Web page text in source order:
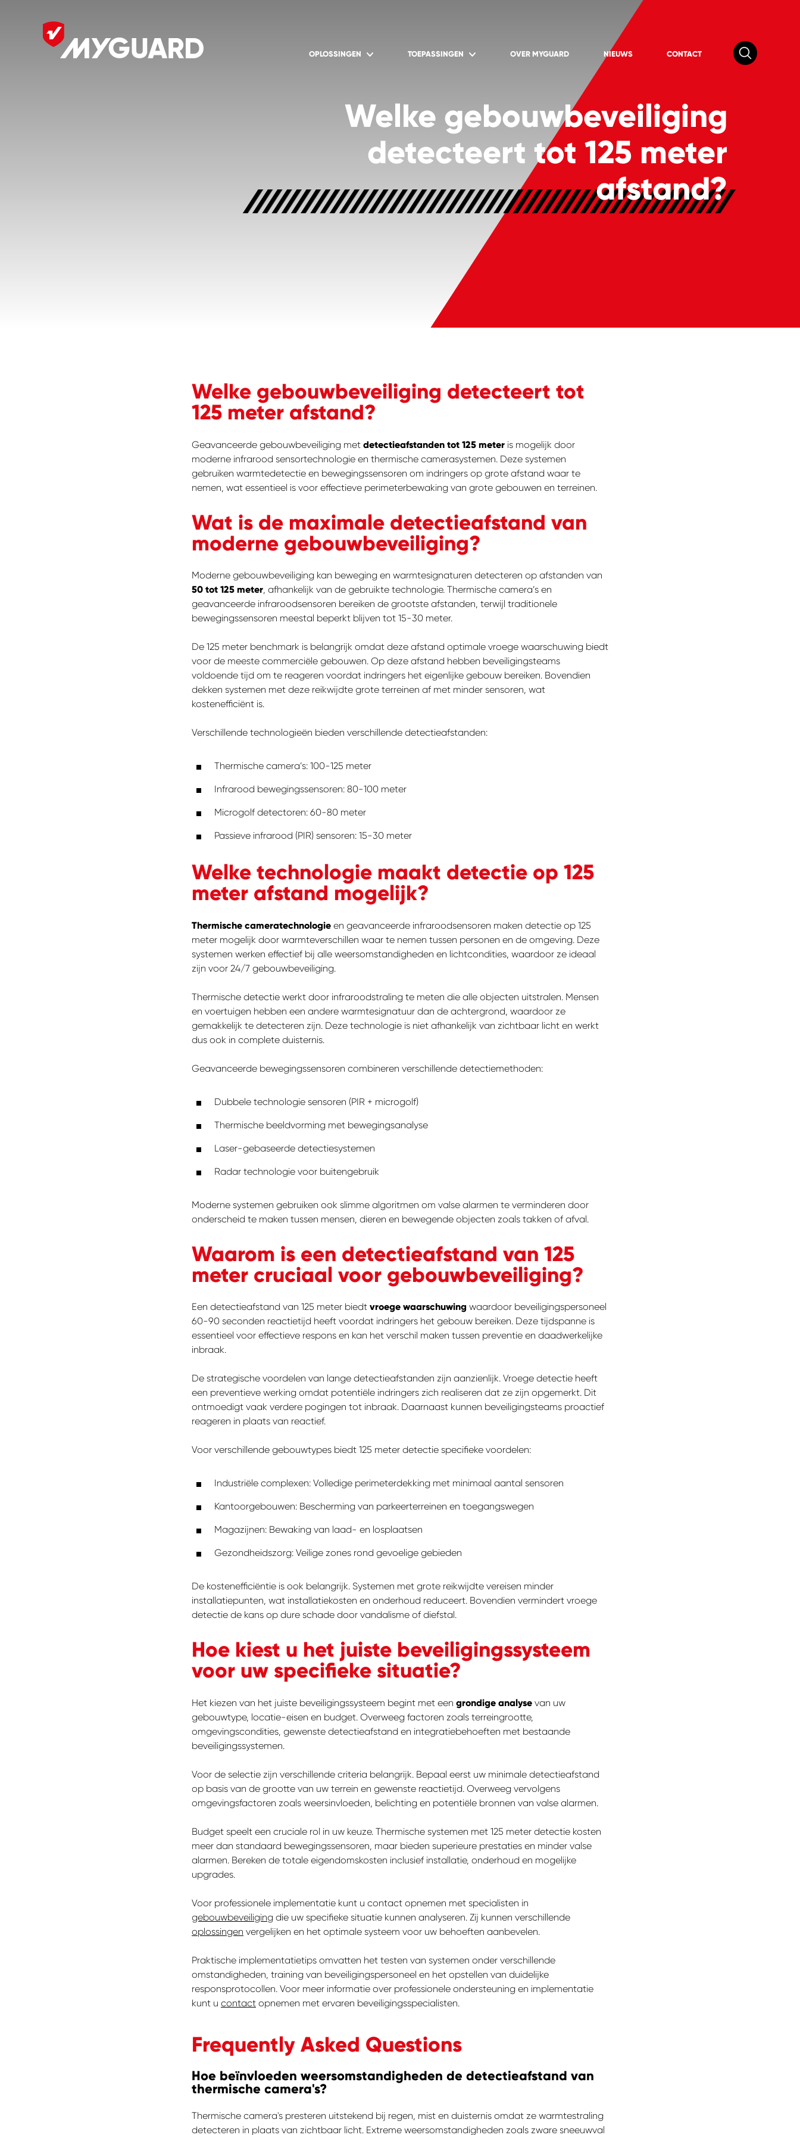
OPLOSSINGEN TOEPASSINGEN OVER MYGUARD NIEUWS CONTACT
Waar ben je naar opzoek?
Welke gebouwbeveiliging
detecteert tot 125 meter
afstand?
Welke gebouwbeveiliging detecteert tot
125 meter afstand?
Geavanceerde gebouwbeveiliging met detectieafstanden tot 125 meter is mogelijk door
moderne infrarood sensortechnologie en thermische camerasystemen. Deze systemen
gebruiken warmtedetectie en bewegingssensoren om indringers op grote afstand waar te
nemen, wat essentieel is voor effectieve perimeterbewaking van grote gebouwen en terreinen.
Wat is de maximale detectieafstand van
moderne gebouwbeveiliging?
Moderne gebouwbeveiliging kan beweging en warmtesignaturen detecteren op afstanden van
50 tot 125 meter, afhankelijk van de gebruikte technologie. Thermische camera’s en
geavanceerde infraroodsensoren bereiken de grootste afstanden, terwijl traditionele
bewegingssensoren meestal beperkt blijven tot 15-30 meter.
De 125 meter benchmark is belangrijk omdat deze afstand optimale vroege waarschuwing biedt
voor de meeste commerciële gebouwen. Op deze afstand hebben beveiligingsteams
voldoende tijd om te reageren voordat indringers het eigenlijke gebouw bereiken. Bovendien
dekken systemen met deze reikwijdte grote terreinen af met minder sensoren, wat
kostenefficiënt is.
Verschillende technologieën bieden verschillende detectieafstanden:
Thermische camera’s: 100-125 meter
Infrarood bewegingssensoren: 80-100 meter
Microgolf detectoren: 60-80 meter
Passieve infrarood (PIR) sensoren: 15-30 meter
Welke technologie maakt detectie op 125
meter afstand mogelijk?
Thermische cameratechnologie en geavanceerde infraroodsensoren maken detectie op 125
meter mogelijk door warmteverschillen waar te nemen tussen personen en de omgeving. Deze
systemen werken effectief bij alle weersomstandigheden en lichtcondities, waardoor ze ideaal
zijn voor 24/7 gebouwbeveiliging.
Thermische detectie werkt door infraroodstraling te meten die alle objecten uitstralen. Mensen
en voertuigen hebben een andere warmtesignatuur dan de achtergrond, waardoor ze
gemakkelijk te detecteren zijn. Deze technologie is niet afhankelijk van zichtbaar licht en werkt
dus ook in complete duisternis.
Geavanceerde bewegingssensoren combineren verschillende detectiemethoden:
Dubbele technologie sensoren (PIR + microgolf)
Thermische beeldvorming met bewegingsanalyse
Laser-gebaseerde detectiesystemen
Radar technologie voor buitengebruik
Moderne systemen gebruiken ook slimme algoritmen om valse alarmen te verminderen door
onderscheid te maken tussen mensen, dieren en bewegende objecten zoals takken of afval.
Waarom is een detectieafstand van 125
meter cruciaal voor gebouwbeveiliging?
Een detectieafstand van 125 meter biedt vroege waarschuwing waardoor beveiligingspersoneel
60-90 seconden reactietijd heeft voordat indringers het gebouw bereiken. Deze tijdspanne is
essentieel voor effectieve respons en kan het verschil maken tussen preventie en daadwerkelijke
inbraak.
De strategische voordelen van lange detectieafstanden zijn aanzienlijk. Vroege detectie heeft
een preventieve werking omdat potentiële indringers zich realiseren dat ze zijn opgemerkt. Dit
ontmoedigt vaak verdere pogingen tot inbraak. Daarnaast kunnen beveiligingsteams proactief
reageren in plaats van reactief.
Voor verschillende gebouwtypes biedt 125 meter detectie specifieke voordelen:
Industriële complexen: Volledige perimeterdekking met minimaal aantal sensoren
Kantoorgebouwen: Bescherming van parkeerterreinen en toegangswegen
Magazijnen: Bewaking van laad- en losplaatsen
Gezondheidszorg: Veilige zones rond gevoelige gebieden
De kostenefficiëntie is ook belangrijk. Systemen met grote reikwijdte vereisen minder
installatiepunten, wat installatiekosten en onderhoud reduceert. Bovendien vermindert vroege
detectie de kans op dure schade door vandalisme of diefstal.
Hoe kiest u het juiste beveiligingssysteem
voor uw specifieke situatie?
Het kiezen van het juiste beveiligingssysteem begint met een grondige analyse van uw
gebouwtype, locatie-eisen en budget. Overweeg factoren zoals terreingrootte,
omgevingscondities, gewenste detectieafstand en integratiebehoeften met bestaande
beveiligingssystemen.
Voor de selectie zijn verschillende criteria belangrijk. Bepaal eerst uw minimale detectieafstand
op basis van de grootte van uw terrein en gewenste reactietijd. Overweeg vervolgens
omgevingsfactoren zoals weersinvloeden, belichting en potentiële bronnen van valse alarmen.
Budget speelt een cruciale rol in uw keuze. Thermische systemen met 125 meter detectie kosten
meer dan standaard bewegingssensoren, maar bieden superieure prestaties en minder valse
alarmen. Bereken de totale eigendomskosten inclusief installatie, onderhoud en mogelijke
upgrades.
Voor professionele implementatie kunt u contact opnemen met specialisten in
gebouwbeveiliging die uw specifieke situatie kunnen analyseren. Zij kunnen verschillende
oplossingen vergelijken en het optimale systeem voor uw behoeften aanbevelen.
Praktische implementatietips omvatten het testen van systemen onder verschillende
omstandigheden, training van beveiligingspersoneel en het opstellen van duidelijke
responsprotocollen. Voor meer informatie over professionele ondersteuning en implementatie
kunt u contact opnemen met ervaren beveiligingsspecialisten.
Frequently Asked Questions
Hoe beïnvloeden weersomstandigheden de detectieafstand van
thermische camera's?
Thermische camera's presteren uitstekend bij regen, mist en duisternis omdat ze warmtestraling
detecteren in plaats van zichtbaar licht. Extreme weersomstandigheden zoals zware sneeuwval